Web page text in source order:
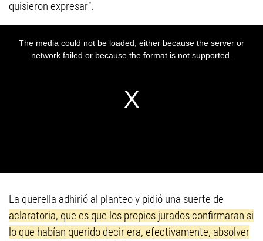
quisieron expresar”.
La querella adhirió al planteo y pidió una suerte de
aclaratoria, que es que los propios jurados confirmaran si
lo que habían querido decir era, efectivamente, absolver